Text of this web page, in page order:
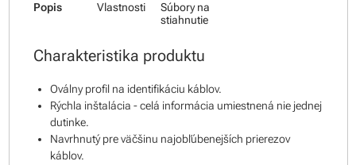
Popis Vlastnosti
Súbory na
stiahnutie
Charakteristika produktu
Oválny profil na identifikáciu káblov.
Rýchla inštalácia - celá informácia umiestnená nie jednej
dutinke.
Navrhnutý pre väčšinu najobľúbenejších prierezov
káblov.